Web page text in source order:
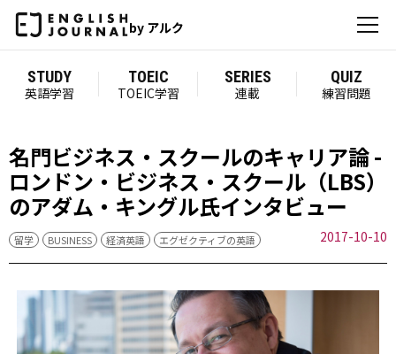
by アルク
STUDY
英語学習
TOEIC
TOEIC学習
SERIES
連載
QUIZ
練習問題
名門ビジネス・スクールのキャリア論 -
ロンドン・ビジネス・スクール（LBS）
のアダム・キングル氏インタビュー
留学 BUSINESS 経済英語 エグゼクティブの英語 2017-10-10